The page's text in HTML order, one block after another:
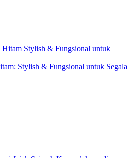
Stylish & Fungsional untuk Segala